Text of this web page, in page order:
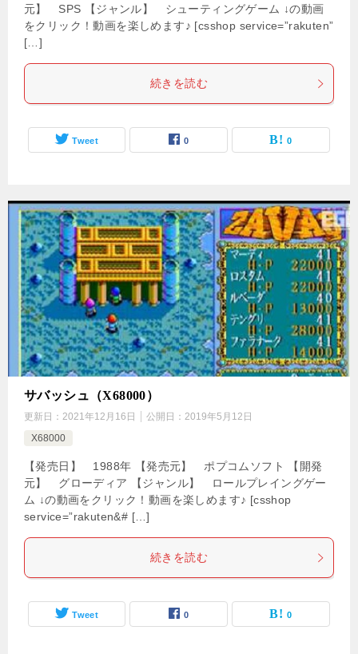
元】 SPS 【ジャンル】 シューティングゲーム ↓の動画
をクリック！動画を楽しめます♪ [csshop service=”rakuten”
[…]
続きを読む
Tweet 0 0
サバッシュ（X68000）
更新日： 2021年12月16日 公開日： 2019年5月12日
X68000
【発売日】 1988年 【発売元】 ポプコムソフト 【開発
元】 グローディア 【ジャンル】 ロールプレイングゲー
ム ↓の動画をクリック！動画を楽しめます♪ [csshop
service=”rakuten&# […]
続きを読む
Tweet 0 0